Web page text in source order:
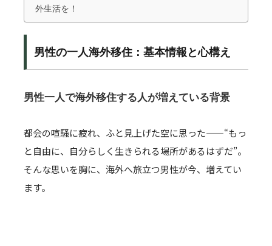
外生活を！
男性の一人海外移住：基本情報と心構え
男性一人で海外移住する人が増えている背景
都会の喧騒に疲れ、ふと見上げた空に思った——“もっ
と自由に、自分らしく生きられる場所があるはずだ”。
そんな思いを胸に、海外へ旅立つ男性が今、増えてい
ます。